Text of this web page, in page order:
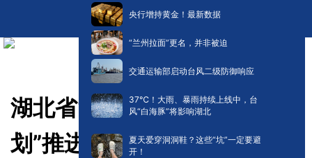
央行增持黄金！最新数据
“兰州拉面”更名，并非被迫
交通运输部启动台风二级防御响应
​37℃！大雨、暴雨持续上线中，台
风“白海豚”将影响湖北
夏天爱穿洞洞鞋？这些“坑”一定要避
开！
湖北省“一村多名大学生计
划”推进工作培训班在孝感举